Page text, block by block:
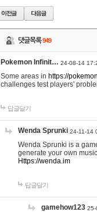
댓글목록949
Pokemon Infinit… 24-08-14
Some areas in https://
challenges test players'
답글달기
Wenda Sprunki 24-11-14
Wenda Sprunki is a
generate your own
Https://wenda.im
답글달기
gamehow123 25-